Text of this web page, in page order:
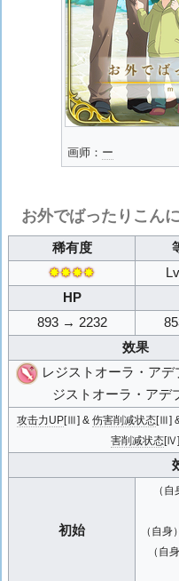
画师： ー
お外でばったりこん
稀有度
✸✸✸✸
HP
893 → 2232
效果
レジストオーラ・ア
ジストオーラ・アデ
攻击力UP[Ⅲ] & 伤害削减状态[Ⅲ]
害削减状态
初始
（
（自
（自